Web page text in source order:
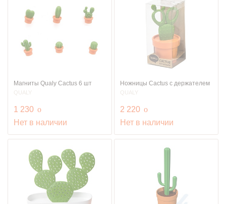
Магниты Qualy Cactus 6 шт
QUALY
1 230 руб.
o
Нет в наличии
Ножницы Cactus с держателем
QUALY
2 220 руб.
o
Нет в наличии